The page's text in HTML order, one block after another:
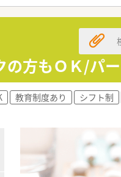
の方もＯＫ/パ
教育制度あり シフト制